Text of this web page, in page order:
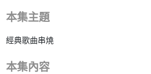
本集主題
經典歌曲串燒
本集內容